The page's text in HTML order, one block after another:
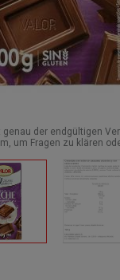
der endgültigen
um Fragen zu klären